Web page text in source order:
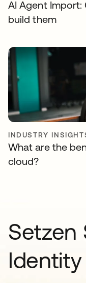
AI Agent
build them
INDUSTRY
What are the
cloud?
Setzen